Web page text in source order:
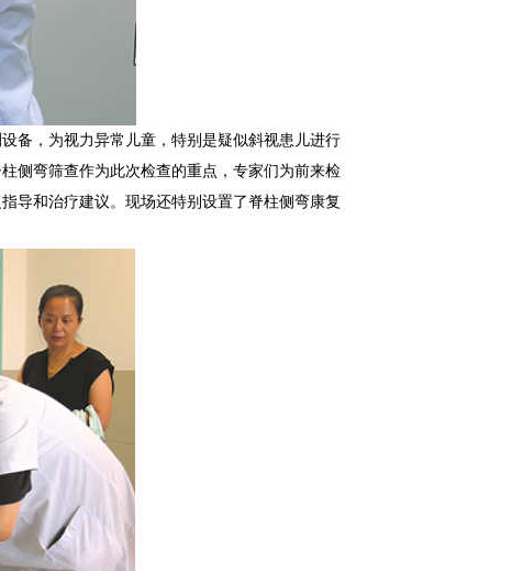
备，为视力异常儿童，特别是疑似斜视患儿进行
侧弯筛查作为此次检查的重点，专家们为前来检
导和治疗建议。现场还特别设置了脊柱侧弯康复